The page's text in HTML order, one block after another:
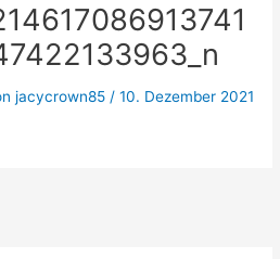
jacycrown85 /10. Dezember 2021